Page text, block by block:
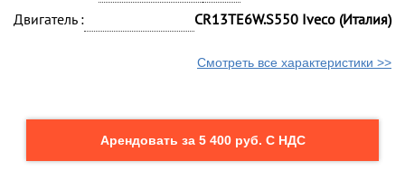
Двигатель :
CR13TE6W.S550 Iveco (Италия)
Смотреть все характеристики >>
Арендовать за 5 400 руб. С НДС